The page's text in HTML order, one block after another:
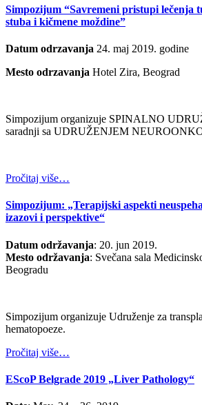
Simpozijum “Savremeni pristupi lečenja
stuba i kičmene moždine”
Datum odrzavanja 24. maj 2019. godine
Mesto odrzavanja Hotel Zira, Beograd
Simpozijum organizuje SPINALNO
saradnji sa UDRUŽENJEM
Pročitaj više…
Simpozijum: „Terapijski aspekti
izazovi i perspektive“
Datum održavanja: 20. jun 2019.
Mesto održavanja: Svečana sala
Beogradu
Simpozijum organizuje Udruženje za
hematopoeze.
Pročitaj više…
EScoP Belgrade 2019 „Liver Pathology“